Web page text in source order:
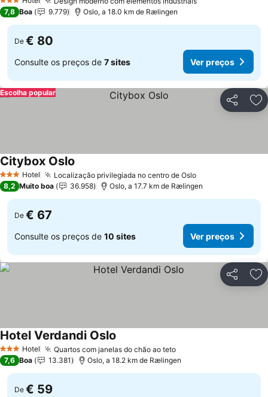
3 Estrelas
7,8 Boa 9.779 Oslo, a 18.0 km de Rælingen
De € 80
Consulte os preços de 7 sites Ver preços
Partilhar
Escolha popular
3 EstrelasHotel Localização privilegiada no centro de Oslo
Citybox Oslo
8,2 Muito boa 36.958 Oslo, a 17.7 km de Rælingen
De € 67
Consulte os preços de 10 sites Ver preços
Partilhar
3 EstrelasHotel Quartos com janelas do chão ao teto
Hotel Verdandi Oslo
7,6 Boa 13.381 Oslo, a 18.2 km de Rælingen
De € 59